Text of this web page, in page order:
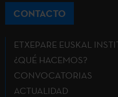
CONTACTO
ETXEPARE EUSKAL
¿QUÉ HACEMOS?
CONVOCATORIAS
ACTUALIDAD